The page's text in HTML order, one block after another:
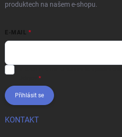
produktech na našem e-shopu.
E-MAIL
Přihlásit se
KONTAKT